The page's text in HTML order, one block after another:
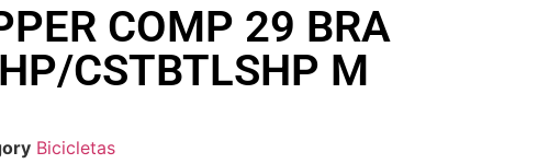
COMP 29 BRA
CSTBTLSHP M
Bicicletas